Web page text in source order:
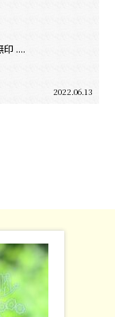
印 ....
2022.06.13